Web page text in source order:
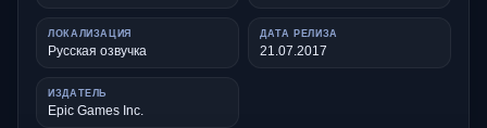
ЛОКАЛИЗАЦИЯ
Русская озвучка
ДАТА РЕЛИЗА
21.07.2017
ИЗДАТЕЛЬ
Epic Games Inc.